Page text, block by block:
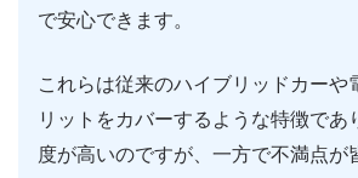
で安心できます。
これらは従来のハイブリッドカーや
リットをカバーするような特徴であ
度が高いのですが、一方で不満点が